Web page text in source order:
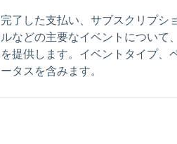
完了した支払い、サブスクリプシ
ルなどの主要なイベントについて
を提供します。イベントタイプ、
ータスを含みます。